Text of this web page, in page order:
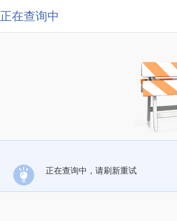
正在查询中
正在查询中，请刷新重试